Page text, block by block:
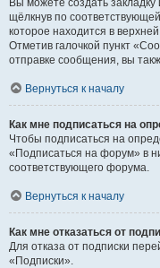
Вы можете создать
щёлкнув по
которое находится в
Отметив галочкой пункт
отправке сообщения, вы
Вернуться к началу
Как мне подписаться на
Чтобы подписаться на
«Подписаться на форум» в
соответствующего форума.
Вернуться к началу
Как мне отказаться от
Для отказа от подписки
«Подписки».